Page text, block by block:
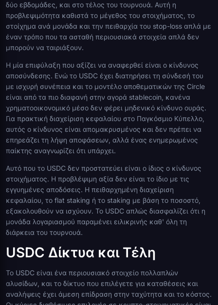
δύο εβδομάδες, και στο τέλος του τουρνουά. Αυτή η
προβλεψιμότητα καθιστά το μέγεθος του στοιχήματος, το
στοίχημα ανά μονάδα και την πειθαρχία του stop-loss απλά με
έναν τρόπο που τα ασταθή περιουσιακά στοιχεία απλά δεν
μπορούν να ταιριάξουν.
Η μία επιφύλαξη που αξίζει να αναφερθεί είναι ο κίνδυνος
αποσύνδεσης. Ενώ το USDC έχει διατηρήσει τη σύνδεσή του
με ισχυρή συνέπεια και το μοντέλο αποθεματικών της Circle
είναι από τα πιο διαφανή στην αγορά stablecoin, κανένα
χρηματοοικονομικό μέσο δεν φέρει μηδενικό κίνδυνο ουράς.
Για πρακτική διαχείριση κεφαλαίου στο Παγκόσμιο Κύπελλο,
αυτός ο κίνδυνος είναι απομακρυσμένος και δεν πρέπει να
επηρεάζει τη λήψη αποφάσεων, αλλά ένας ενημερωμένος
παίκτης αναγνωρίζει ότι υπάρχει.
Αυτό που το USDC δεν προστατεύει είναι ο ίδιος ο κίνδυνος
στοιχήματος. Η προβλέψιμη αξία δεν είναι το ίδιο με τις
εγγυημένες αποδόσεις. Η πειθαρχημένη διαχείριση
κεφαλαίου, το flat staking ή το staking με βάση το ποσοστό,
εξακολουθούν να ισχύουν. Το USDC απλώς διασφαλίζει ότι η
μονάδα λογαριασμού παραμένει ειλικρινής καθ' όλη τη
διάρκεια του τουρνουά.
USDC Δίκτυα και Τέλη
Το USDC είναι ένα περιουσιακό στοιχείο πολλαπλών
αλυσίδων, και το δίκτυο που επιλέγετε για καταθέσεις και
αναλήψεις έχει άμεση επίδραση στην ταχύτητα και το κόστος.